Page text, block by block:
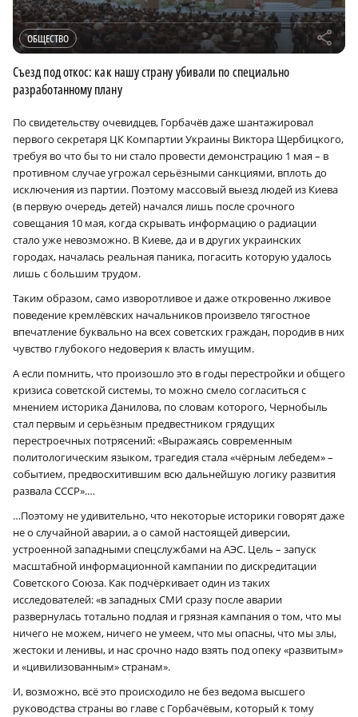
ОБЩЕСТВО r
Съезд под откос: как нашу страну убивали по специально
разработанному плану
По свидетельству очевидцев, Горбачёв даже шантажировал
первого секретаря ЦК Компартии Украины Виктора Щербицкого,
требуя во что бы то ни стало провести демонстрацию 1 мая – в
противном случае угрожал серьёзными санкциями, вплоть до
исключения из партии. Поэтому массовый выезд людей из Киева
(в первую очередь детей) начался лишь после срочного
совещания 10 мая, когда скрывать информацию о радиации
стало уже невозможно. В Киеве, да и в других украинских
городах, началась реальная паника, погасить которую удалось
лишь с большим трудом.
Таким образом, само изворотливое и даже откровенно лживое
поведение кремлёвских начальников произвело тягостное
впечатление буквально на всех советских граждан, породив в них
чувство глубокого недоверия к власть имущим.
А если помнить, что произошло это в годы перестройки и общего
кризиса советской системы, то можно смело согласиться с
мнением историка Данилова, по словам которого, Чернобыль
стал первым и серьёзным предвестником грядущих
перестроечных потрясений: «Выражаясь современным
политологическим языком, трагедия стала «чёрным лебедем» –
событием, предвосхитившим всю дальнейшую логику развития
развала СССР».…
…Поэтому не удивительно, что некоторые историки говорят даже
не о случайной аварии, а о самой настоящей диверсии,
устроенной западными спецслужбами на АЭС. Цель – запуск
масштабной информационной кампании по дискредитации
Советского Союза. Как подчёркивает один из таких
исследователей: «в западных СМИ сразу после аварии
развернулась тотально подлая и грязная кампания о том, что мы
ничего не можем, ничего не умеем, что мы опасны, что мы злы,
жестоки и ленивы, и нас срочно надо взять под опеку «развитым»
и «цивилизованным» странам».
И, возможно, всё это происходило не без ведома высшего
руководства страны во главе с Горбачёвым, который к тому